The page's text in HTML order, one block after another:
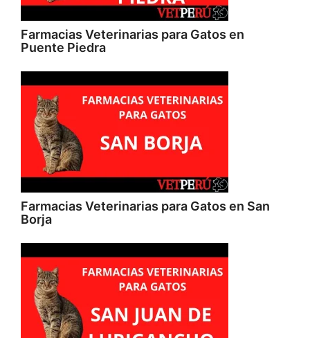
Farmacias Veterinarias para Gatos en
Puente Piedra
Farmacias Veterinarias para Gatos en San
Borja